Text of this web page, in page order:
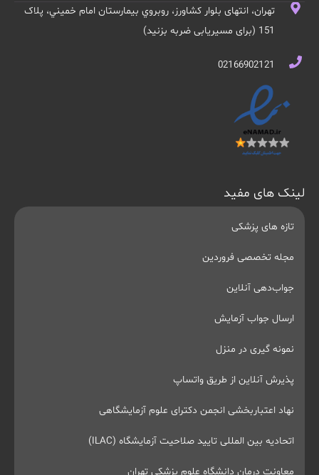
تهران، انتهای بلوار کشاورز، روبروي بيمارستان امام خميني، پلاک
151 (برای مسیریابی ضربه بزنید)
02166902121
لینک های مفید
تازه های پزشکی
مجله تخصصی فروردین
جواب‌دهی آنلاین
ارسال جواب آزمایش
نمونه گیری در منزل
پذیرش آنلاین از طریق واتساپ
نهاد اعتباربخشی انجمن دکترای علوم آزمایشگاهی
اتحادیه بین المللی تایید صلاحیت آزمایشگاه (ILAC)
معاونت درمان دانشگاه علوم پزشکی تهران